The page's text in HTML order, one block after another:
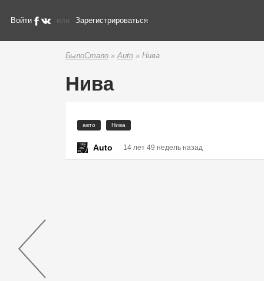
Войти или Зарегистрироваться
БылоСтало »Auto » Нива
Нива
авто Нива
Auto 14 лет 49 недель назад